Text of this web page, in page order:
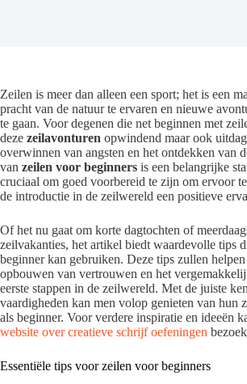
Zeilen is meer dan alleen een sport; het is een
pracht van de natuur te ervaren en nieuwe
te gaan. Voor degenen die net beginnen met
deze zeilavonturen opwindend maar ook
overwinnen van angsten en het ontdekken van
van zeilen voor beginners is een belangrijke
cruciaal om goed voorbereid te zijn om ervoor
de introductie in de zeilwereld een positieve
Of het nu gaat om korte dagtochten of
zeilvakanties, het artikel biedt waardevolle tips
beginner kan gebruiken. Deze tips zullen
opbouwen van vertrouwen en het
eerste stappen in de zeilwereld. Met de juiste
vaardigheden kan men volop genieten van hun
als beginner. Voor verdere inspiratie en ideeën
website over creatieve schrijf oefeningen
Essentiële tips voor zeilen voor beginners